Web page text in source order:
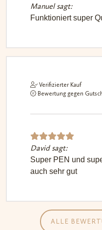
Bewerte
t mit5
Manuel sagt:
Funktioniert super
Verifizierter Kauf
Bewertung gegen
Bewerte
t mit5
von 5
David sagt:
Super PEN und
auch sehr gut
ALLE